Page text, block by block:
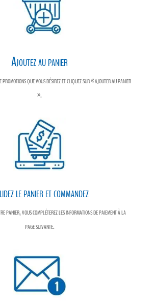
Ajoutez au panier
promotions que vous désirez et cliquez sur « ajouter au panier
».
le panier et commandez
panier, vous compléterez les informations de paiement à la
page suivante.